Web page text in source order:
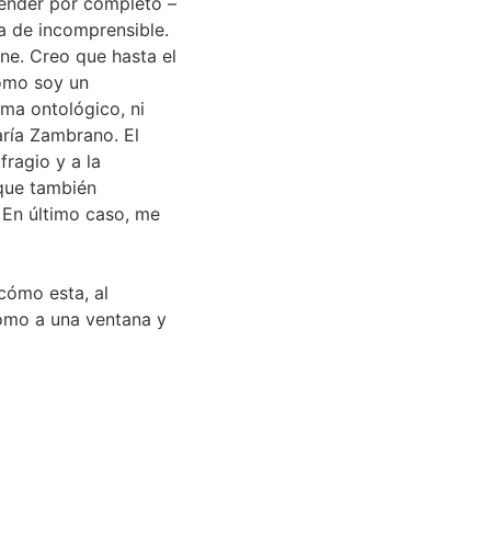
de incomprensible.
Creo que hasta el
soy un
ontológico, ni
Zambrano. El
y a la
también
último caso, me
esta, al
a una ventana y